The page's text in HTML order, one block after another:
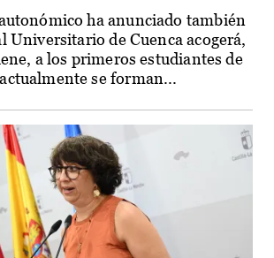
ha anunciado también
Universitario de Cuenca acogerá,
a los primeros estudiantes de
se forman...